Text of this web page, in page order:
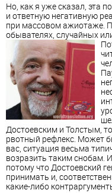
Но, как я уже сказал, эта
и ответную негативную
при массовом ажиотаже.
обывателях, случайных
Достоевским и Толстым,
рвотный рефлекс. Может
вас, ситуация весьма
возразить таким снобам.
потому что Достоевский
принимать и,
какие-либо